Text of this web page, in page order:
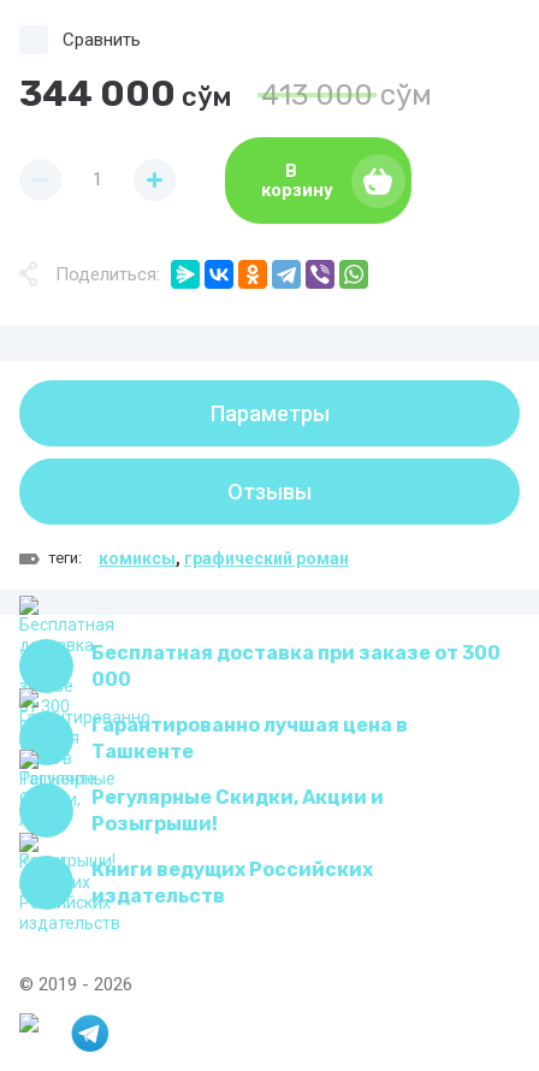
413 000сўм
344 000 сўм
Сравнить
В
корзину
Поделиться:
Параметры
Отзывы
теги: комиксы, графический роман
Бесплатная доставка при заказе от 300
000
Гарантированно лучшая цена в
Ташкенте
Регулярные Скидки, Акции и
Розыгрыши!
Книги ведущих Российских
издательств
© 2019 - 2026